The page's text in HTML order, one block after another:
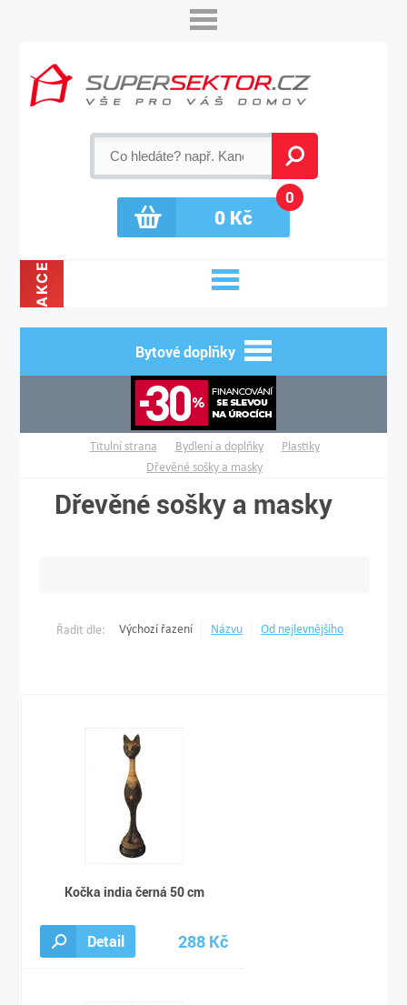
0Kč
0
AKCE
Bytové doplňky
Titulní strana Bydlení a doplňky
Plastiky
Dřevěné sošky a masky
Dřevěné sošky a masky
Řadit dle: Výchozí řazení Názvu Od nejlevnějšího
Kočka india černá 50 cm
Detail 288 Kč